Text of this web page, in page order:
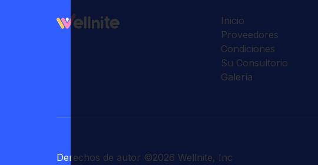
Inicio
Proveedores
Condiciones
Su Consultorio
Galería
Derechos de autor ©2026 Wellnite, Inc